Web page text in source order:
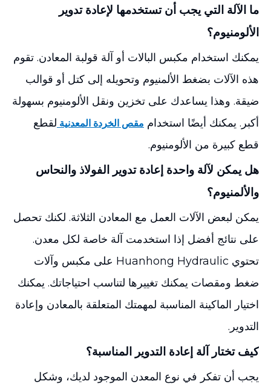
ما الآلة التي يجب أن تستخدمها لإعادة تدوير
الألومنيوم؟
يمكنك استخدام مكبس البالات أو آلة قولبة المعادن. تقوم
هذه الآلات بضغط الألمنيوم وتحويله إلى كتل أو قوالب
ضيقة. وهذا يساعدك على تخزين ونقل الألومنيوم بسهولة
أكبر. يمكنك أيضًا استخدام مقص الخردة المعدنية لقطع
قطع كبيرة من الألومنيوم.
هل يمكن لآلة واحدة إعادة تدوير الفولاذ والنحاس
والألمنيوم؟
يمكن لبعض الآلات العمل مع المعادن الثلاثة. لكنك تحصل
على نتائج أفضل إذا استخدمت آلة خاصة لكل معدن.
تحتوي Huanhong Hydraulic على مكبس وآلات
ضغط ومقصات يمكنك تغييرها لتناسب احتياجاتك. يمكنك
اختيار الماكينة المناسبة لمهمتك المتعلقة بالمعادن وإعادة
التدوير.
كيف تختار آلة إعادة التدوير المناسبة؟
يجب أن تفكر في نوع المعدن الموجود لديك، وشكل